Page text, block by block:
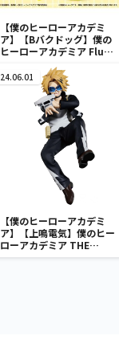
【僕のヒーローアカデミ
ア】【Bバクドッグ】僕の
ヒーローアカデミア Fluffy
Puffy～デクシープ＆バク
ドッグ＆オールマイゴート
～
24.06.01
【僕のヒーローアカデミ
ア】【上鳴電気】僕のヒー
ローアカデミア THE
AMAZING HEROES vol.21